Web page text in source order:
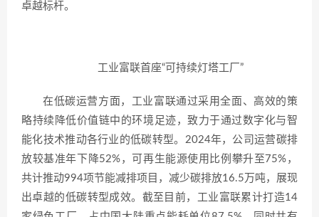
卓越标杆。
工业富联首座“可持续灯塔工厂”
在低碳运营方面，工业富联通过采用全面、高效的策
略持续降低价值链中的环境足迹，致力于通过数字化与智
能化技术推动各行业的低碳转型。2024年，公司运营碳排
放较基准年下降52%，可再生能源使用比例攀升至75%，
共计推动994项节能减排项目，减少碳排放16.5万吨，展现
出卓越的低碳转型成效。截至目前，工业富联累计打造14